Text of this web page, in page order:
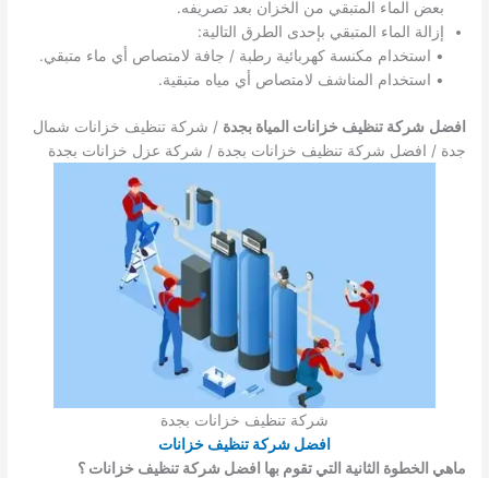
بعض الماء المتبقي من الخزان بعد تصريفه.
إزالة الماء المتبقي بإحدى الطرق التالية:
• استخدام مكنسة كهربائية رطبة / جافة لامتصاص أي ماء متبقي.
• استخدام المناشف لامتصاص أي مياه متبقية.
افضل شركة تنظيف خزانات المياة بجدة / شركة تنظيف خزانات شمال
جدة / افضل شركة تنظيف خزانات بجدة / شركة عزل خزانات بجدة
شركة تنظيف خزانات بجدة
افضل شركة تنظيف خزانات
ماهي الخطوة الثانية التي تقوم بها افضل شركة تنظيف خزانات ؟